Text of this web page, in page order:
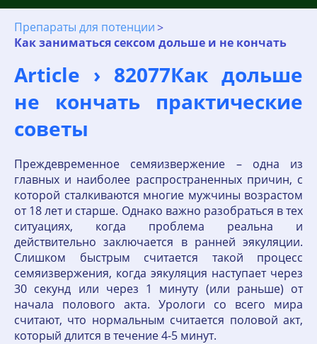
Препараты для потенции
Как заниматься сексом дольше и не кончать
Article › 82077Как дольше
не кончать практические
советы
Преждевременное семяизвержение – одна из
главных и наиболее распространенных причин, с
которой сталкиваются многие мужчины возрастом
от 18 лет и старше. Однако важно разобраться в тех
ситуациях, когда проблема реальна и
действительно заключается в ранней эякуляции.
Слишком быстрым считается такой процесс
семяизвержения, когда эякуляция наступает через
30 секунд или через 1 минуту (или раньше) от
начала полового акта. Урологи со всего мира
считают, что нормальным считается половой акт,
который длится в течение 4-5 минут.